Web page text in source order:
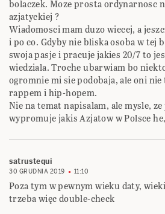
bolaczek. Moze prosta ordynarnosc
azjatyckiej ?
Wiadomosci mam duzo wiecej, a
i po co. Gdyby nie bliska osoba w tej
swoja pasje i pracuje jakies 20/7 to
wiedziala. Troche ubarwiam bo
ogromnie mi sie podobaja, ale oni
rappem i hip-hopem.
Nie na temat napisalam, ale mysle,
wypromuje jakis Azjatow w Polsce
satrustequi
30 GRUDNIA 2019 11:10
Poza tym w pewnym wieku daty,
trzeba więc double-check